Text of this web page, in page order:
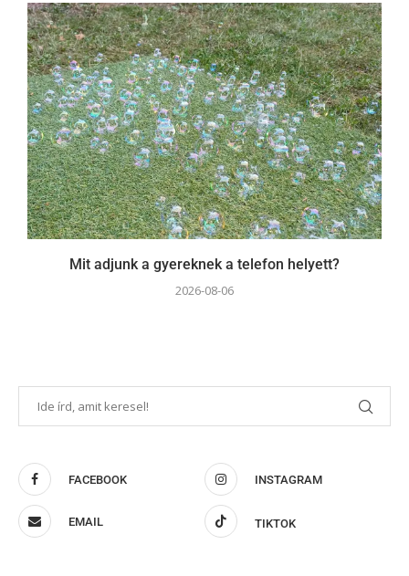
Mit adjunk a gyereknek a telefon helyett?
2026-08-06
FACEBOOK INSTAGRAM
EMAIL TIKTOK